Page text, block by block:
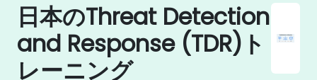
日本のThreat Detection
and Response (TDR)ト
レーニング